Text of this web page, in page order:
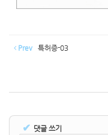
Prev 특허증-03
✔ 댓글 쓰기